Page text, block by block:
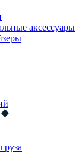
аксессуары